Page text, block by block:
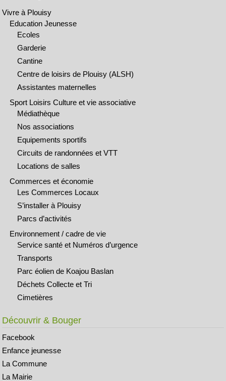
Vivre à Plouisy
Education Jeunesse
Ecoles
Garderie
Cantine
Centre de loisirs de Plouisy (ALSH)
Assistantes maternelles
Sport Loisirs Culture et vie associative
Médiathèque
Nos associations
Equipements sportifs
Circuits de randonnées et VTT
Locations de salles
Commerces et économie
Les Commerces Locaux
S’installer à Plouisy
Parcs d’activités
Environnement / cadre de vie
Service santé et Numéros d’urgence
Transports
Parc éolien de Koajou Baslan
Déchets Collecte et Tri
Cimetières
Découvrir & Bouger
Facebook
Enfance jeunesse
La Commune
La Mairie